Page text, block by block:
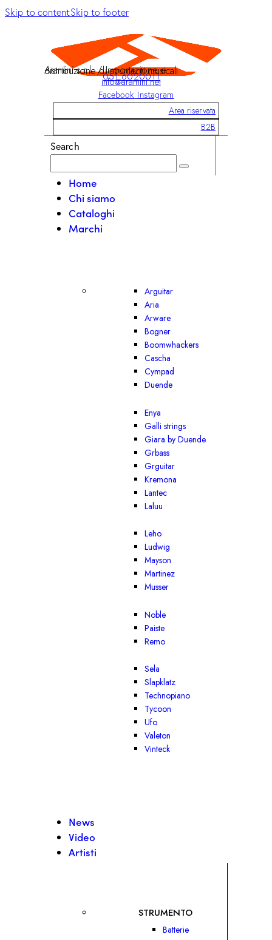
Skip to contentSkip to footer
Aramini s.r.l. / Importazione e distribuzione di strumenti musicali
051 6020011
info@aramini.net
Facebook Instagram
Area riservata
B2B
Search
Home
Chi siamo
Cataloghi
Marchi
Arguitar
Aria
Arware
Bogner
Boomwhackers
Cascha
Cympad
Duende
Enya
Galli strings
Giara by Duende
Grbass
Grguitar
Kremona
Lantec
Laluu
Leho
Ludwig
Mayson
Martinez
Musser
Noble
Paiste
Remo
Sela
Slapklatz
Technopiano
Tycoon
Ufo
Valeton
Vinteck
News
Video
Artisti
STRUMENTO
Batterie